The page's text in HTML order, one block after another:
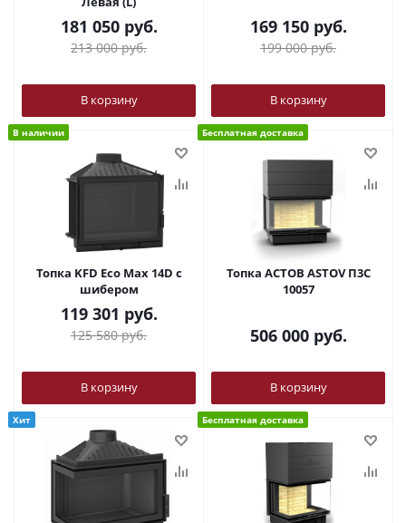
181 050руб.
213 000руб.
В корзину
169 150руб.
199 000руб.
В корзину
В наличии
Топка KFD Eco Max 14D с
шибером
119 301 руб.
125 580руб.
В корзину
Бесплатная доставка
Топка АСТОВ ASTOV П3С
10057
506 000руб.
В корзину
Хит Бесплатная доставка